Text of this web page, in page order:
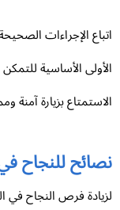
الإجراءات
الأساسية
بزيارة آمنة
للنجاح في
فرص النجاح في